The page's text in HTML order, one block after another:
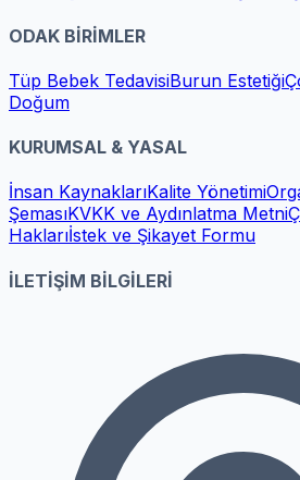
ODAK BİRİMLER
Tüp Bebek TedavisiBurun Estetiği
Doğum
KURUMSAL & YASAL
İnsan KaynaklarıKalite Yönetimi
ŞemasıKVKK ve Aydınlatma Metni
Haklarıİstek ve Şikayet Formu
İLETİŞİM BİLGİLERİ